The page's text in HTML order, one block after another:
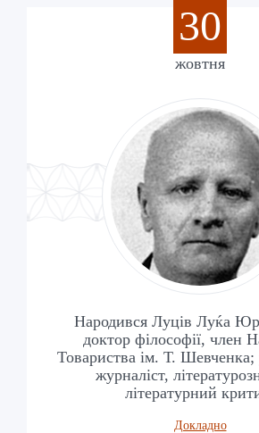
30
жовтня
Народився Луців Луќа
доктор філософії, член
Товариства ім. Т. Шевченка;
журналіст,
літературний
Докладно